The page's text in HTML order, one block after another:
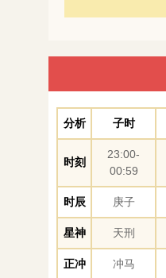
分析 子时
时刻
23:00-
00:59
时辰 庚子
星神 天刑
正冲 冲马